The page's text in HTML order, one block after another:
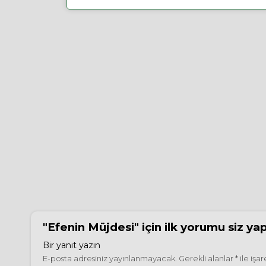
"Efenin Müjdesi" için ilk yorumu siz
Bir yanıt yazın
E-posta adresiniz yayınlanmayacak. Gerekli alanlar* ile